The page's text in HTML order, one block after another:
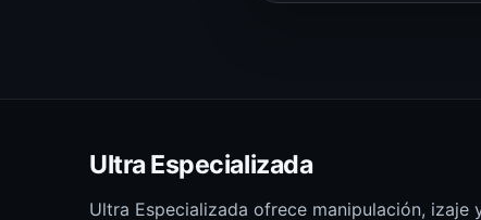
Ultra Especializada
Ultra Especializada ofrece manipulación, izaje